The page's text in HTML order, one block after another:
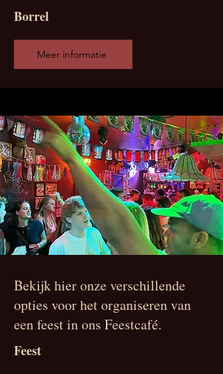
Borrel
Meer informatie
Bekijk hier onze verschillende
opties voor het organiseren van
een feest in ons Feestcafé.
Feest